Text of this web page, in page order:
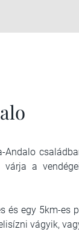
várja a
és egy 5km-es
vágyik,